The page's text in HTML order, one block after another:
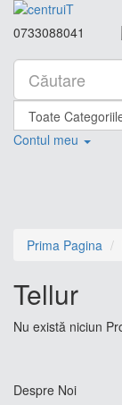
0733088041
Contul meu
Prima Pagina
Tellur
Nu există niciun
Despre Noi